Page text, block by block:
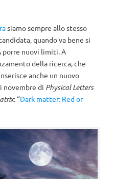
siamo sempre allo stesso
quando va bene si
porre nuovi limiti. A
della ricerca, che
anche un nuovo
novembre di Physical Letters
: “Dark matter: Red or